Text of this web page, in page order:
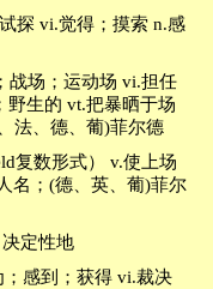
探 vi.觉得；摸索 n.感
战场；运动场 vi.担任
野生的 vt.把暴晒于场
法、德、葡)菲尔德
复数形式） v.使上场
名；(德、英、葡)菲尔
定性地
感到；获得 vi.裁决